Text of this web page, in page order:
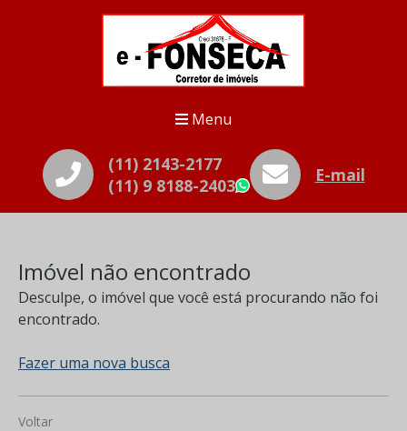
Menu
(11) 2143-2177
(11) 9 8188-2403
WhatsApp
E-mail
Imóvel não encontrado
Desculpe, o imóvel que você está procurando não foi
encontrado.
Fazer uma nova busca
Voltar